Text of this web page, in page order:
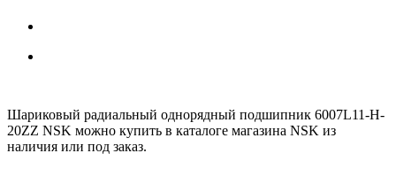
Шариковый радиальный однорядный подшипник 6007L11-H-
20ZZ NSK можно купить в каталоге магазина NSK из
наличия или под заказ.